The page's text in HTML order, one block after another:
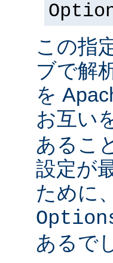
この指
ブで解
を
お互い
あるこ
設定が
ために
あるで